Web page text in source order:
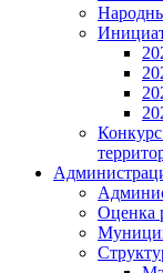
Оценка